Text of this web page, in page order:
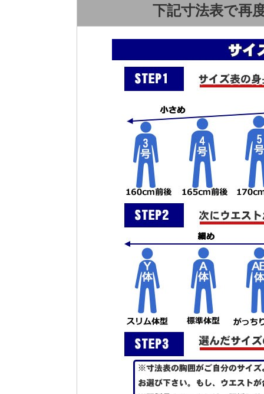
下記寸法表で再